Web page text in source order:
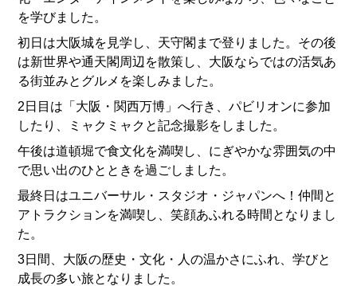
を学びました。
初日は大阪城を見学し、天守閣まで登りました。その後
は新世界や通天閣周辺を散策し、大阪ならではの活気あ
る街並みとグルメを楽しみました。
2日目は「大阪・関西万博」へ行き、パビリオンに参加
したり、ミャクミャクと記念撮影をしました。
午後は道頓堀で食文化を満喫し、にぎやかな雰囲気の中
で思い出のひとときを過ごしました。
最終日はユニバーサル・スタジオ・ジャパンへ！仲間と
アトラクションを満喫し、笑顔あふれる時間となりまし
た。
3日間、大阪の歴史・文化・人の温かさにふれ、学びと
成長の多い旅となりました。